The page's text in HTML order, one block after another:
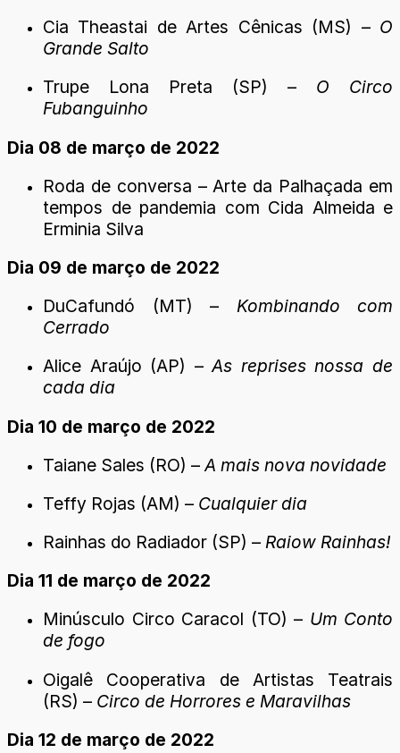
Cia Theastai de Artes Cênicas (MS) – O
Grande Salto
Trupe Lona Preta (SP) – O Circo
Fubanguinho
Dia 08 de março de 2022
Roda de conversa – Arte da Palhaçada em
tempos de pandemia com Cida Almeida e
Erminia Silva
Dia 09 de março de 2022
DuCafundó (MT) – Kombinando com
Cerrado
Alice Araújo (AP) –As reprises nossa de
cada dia
Dia 10 de março de 2022
Taiane Sales (RO) – A mais nova novidade
Teffy Rojas (AM) – Cualquier dia
Rainhas do Radiador (SP) – Raiow Rainhas!
Dia 11 de março de 2022
Minúsculo Circo Caracol (TO) – Um Conto
de fogo
Oigalê Cooperativa de Artistas Teatrais
(RS) – Circo de Horrores e Maravilhas
Dia 12 de março de 2022